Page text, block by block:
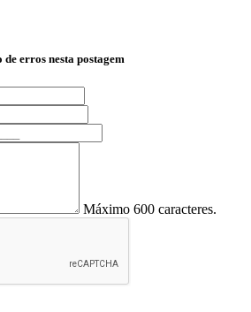
erros nesta postagem
Máximo 600 caracteres.